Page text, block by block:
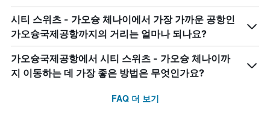
시티 스위츠 - 가오슝 체나이에서 가장 가까운 공항인
가오슝국제공항까지의 거리는 얼마나 되나요?
가오슝국제공항에서 시티 스위츠 - 가오슝 체나이까
지 이동하는 데 가장 좋은 방법은 무엇인가요?
FAQ 더 보기